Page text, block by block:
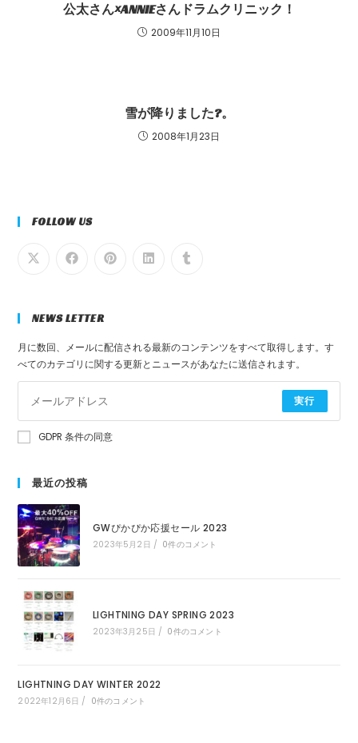
公太さん×ANNIEさんドラムクリニック！
2009年11月10日
雪が降りました?。
2008年1月23日
FOLLOW US
NEWS LETTER
月に数回、メールに配信される最新のコンテンツをすべて取得します。す
べてのカテゴリに関する更新とニュースがあなたに送信されます。
実行
GDPR 条件の同意
最近の投稿
GWぴかぴか応援セール 2023
2023年5月2日 / 0件のコメント
LIGHTNING DAY SPRING 2023
2023年3月25日 / 0件のコメント
LIGHTNING DAY WINTER 2022
2022年12月6日 / 0件のコメント